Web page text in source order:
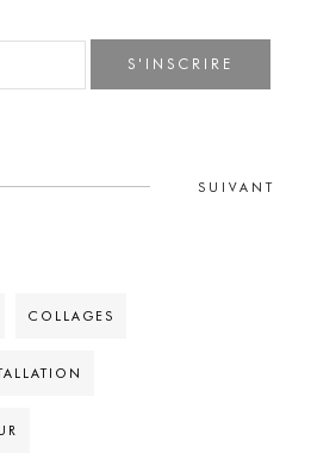
S'INSCRIRE
SUIVANT
COLLAGES